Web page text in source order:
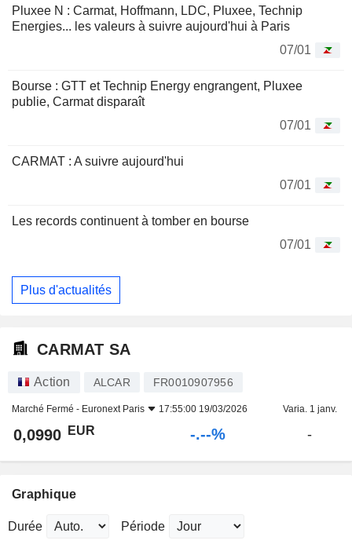
Pluxee N : Carmat, Hoffmann, LDC, Pluxee, Technip
Energies... les valeurs à suivre aujourd'hui à Paris
07/01
Bourse : GTT et Technip Energy engrangent, Pluxee
publie, Carmat disparaît
07/01
CARMAT : A suivre aujourd'hui
07/01
Les records continuent à tomber en bourse
07/01
Plus d'actualités
CARMAT SA
Action ALCAR FR0010907956
Marché Fermé - Euronext Paris 17:55:00 19/03/2026 Varia. 1 janv.
0,0990 EUR -.--% -
Graphique
Durée Période